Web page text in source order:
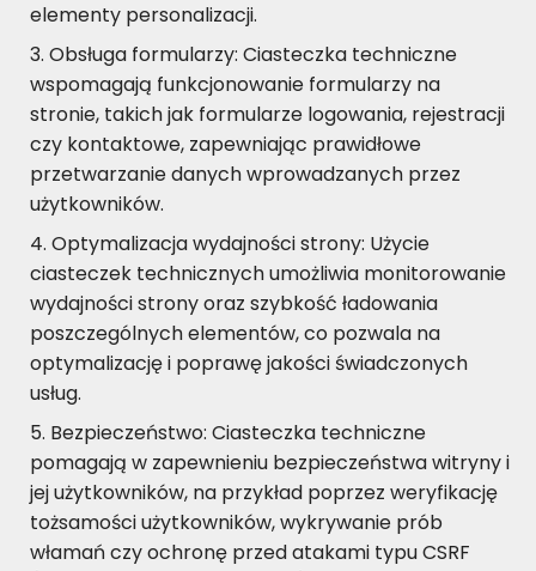
elementy personalizacji.
Obsługa formularzy: Ciasteczka techniczne
wspomagają funkcjonowanie formularzy na
stronie, takich jak formularze logowania, rejestracji
czy kontaktowe, zapewniając prawidłowe
przetwarzanie danych wprowadzanych przez
użytkowników.
Optymalizacja wydajności strony: Użycie
ciasteczek technicznych umożliwia monitorowanie
wydajności strony oraz szybkość ładowania
poszczególnych elementów, co pozwala na
optymalizację i poprawę jakości świadczonych
usług.
Bezpieczeństwo: Ciasteczka techniczne
pomagają w zapewnieniu bezpieczeństwa witryny i
jej użytkowników, na przykład poprzez weryfikację
tożsamości użytkowników, wykrywanie prób
włamań czy ochronę przed atakami typu CSRF